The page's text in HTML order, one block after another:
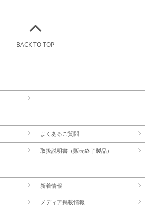
BACK TO TOP
よくあるご質問
取扱説明書（販売終了製品）
新着情報
メディア掲載情報